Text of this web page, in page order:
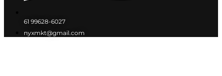
61 99628-6027
nyxmkt@gmail.com